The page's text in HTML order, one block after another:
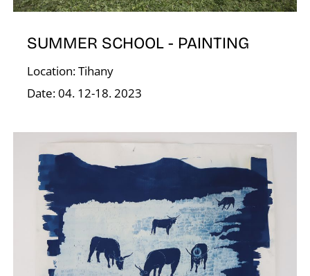
SUMMER SCHOOL - PAINTING
Location: Tihany
Date: 04. 12-18. 2023